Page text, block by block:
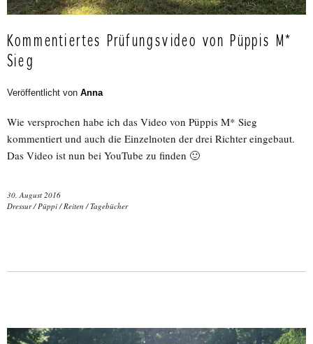
Kommentiertes Prüfungsvideo von Püppis M*
Sieg
Veröffentlicht von Anna
Wie versprochen habe ich das Video von Püppis M* Sieg
kommentiert und auch die Einzelnoten der drei Richter eingebaut.
Das Video ist nun bei YouTube zu finden 🙂
30. August 2016
Dressur/ Püppi /Reiten /Tagebücher